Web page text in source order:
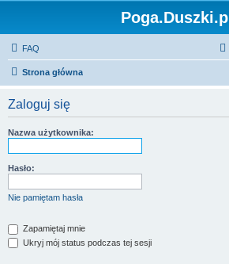
Poga.Duszki.pl
FAQ
Strona główna
Zaloguj się
Nazwa użytkownika:
Hasło:
Nie pamiętam hasła
Zapamiętaj mnie
Ukryj mój status podczas tej sesji